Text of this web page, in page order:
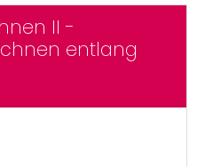
II -
entlang